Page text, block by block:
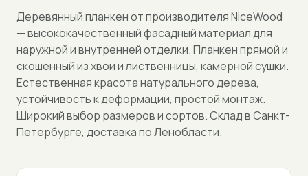
Деревянный планкен от производителя NiceWood
— высококачественный фасадный материал для
наружной и внутренней отделки. Планкен прямой и
скошенный из хвои и лиственницы, камерной сушки.
Естественная красота натурального дерева,
устойчивость к деформации, простой монтаж.
Широкий выбор размеров и сортов. Склад в Санкт-
Петербурге, доставка по Ленобласти.